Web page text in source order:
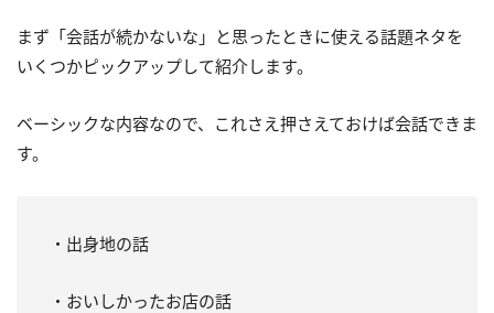
まず「会話が続かないな」と思ったときに使える話題ネタを
いくつかピックアップして紹介します。
ベーシックな内容なので、これさえ押さえておけば会話できま
す。
・出身地の話
・おいしかったお店の話